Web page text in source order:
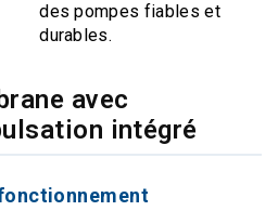
des pompes fiables et
durables.
avec
intégré